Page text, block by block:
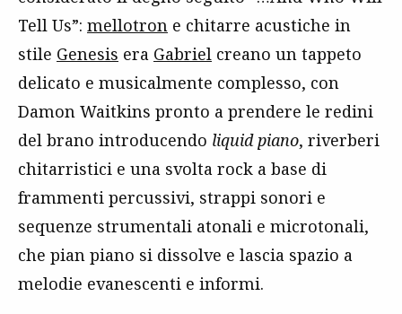
Tell Us”: mellotron e chitarre acustiche in
stile Genesis era Gabriel creano un tappeto
delicato e musicalmente complesso, con
Damon Waitkins pronto a prendere le redini
del brano introducendo liquid piano, riverberi
chitarristici e una svolta rock a base di
frammenti percussivi, strappi sonori e
sequenze strumentali atonali e microtonali,
che pian piano si dissolve e lascia spazio a
melodie evanescenti e informi.